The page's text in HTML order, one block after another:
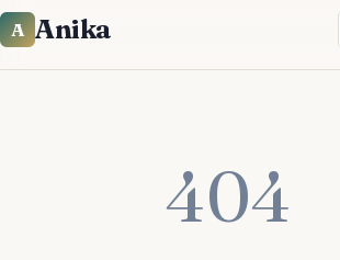
A Anika
404